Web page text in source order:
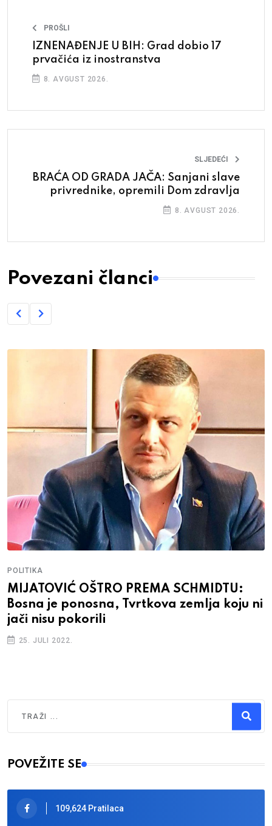
PROŠLI
IZNENAĐENJE U BIH: Grad dobio 17
prvačića iz inostranstva
8. AVGUST 2026.
SLJEDEĆI
BRAĆA OD GRADA JAČA: Sanjani slave
privrednike, opremili Dom zdravlja
8. AVGUST 2026.
Povezani članci
POLITIKA
MIJATOVIĆ OŠTRO PREMA SCHMIDTU:
Bosna je ponosna, Tvrtkova zemlja koju ni
jači nisu pokorili
25. JULI 2022.
Type 2 or more characters for results.
POVEŽITE SE
109,624 Pratilaca